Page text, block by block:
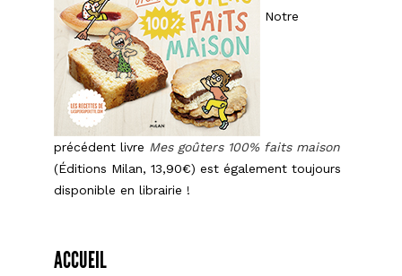
Notre
précédent livre Mes goûters 100% faits maison
(Éditions Milan, 13,90€) est également toujours
disponible en librairie !
ACCUEIL